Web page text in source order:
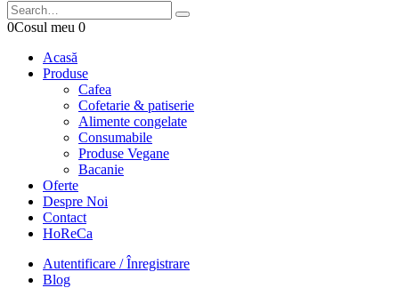
0Cosul meu 0
Acasă
Produse
Cafea
Cofetarie & patiserie
Alimente congelate
Consumabile
Produse Vegane
Bacanie
Oferte
Despre Noi
Contact
HoReCa
Autentificare / Înregistrare
Blog